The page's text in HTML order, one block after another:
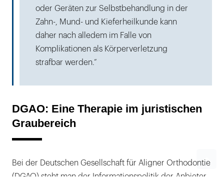
oder Geräten zur Selbstbehandlung in der
Zahn-, Mund- und Kieferheilkunde kann
daher nach alledem im Falle von
Komplikationen als Körperverletzung
strafbar werden.“
DGAO: Eine Therapie im juristischen
Graubereich
Bei der Deutschen Gesellschaft für Aligner Orthodontie